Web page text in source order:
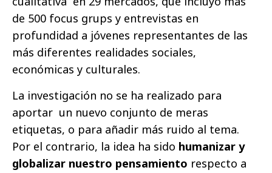
de 500 focus grups y entrevistas en
profundidad a jóvenes representantes de las
más diferentes realidades sociales,
económicas y culturales.
La investigación no se ha realizado para
aportar un nuevo conjunto de meras
etiquetas, o para añadir más ruido al tema.
Por el contrario, la idea ha sido humanizar y
globalizar nuestro pensamiento respecto a